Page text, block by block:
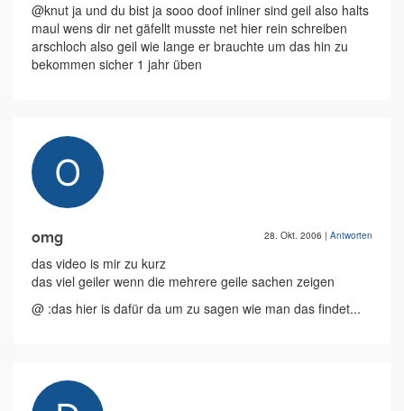
@knut ja und du bist ja sooo doof inliner sind geil also halts
maul wens dir net gäfellt musste net hier rein schreiben
arschloch also geil wie lange er brauchte um das hin zu
bekommen sicher 1 jahr üben
omg 28. Okt. 2006 | Antworten
das video is mir zu kurz
das viel geiler wenn die mehrere geile sachen zeigen
@ :das hier is dafür da um zu sagen wie man das findet...